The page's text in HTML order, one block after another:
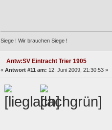
Siege ! Wir brauchen Siege !
Antw:SV Eintracht Trier 1905
« Antwort #11 am: 12. Juni 2009, 21:30:53 »